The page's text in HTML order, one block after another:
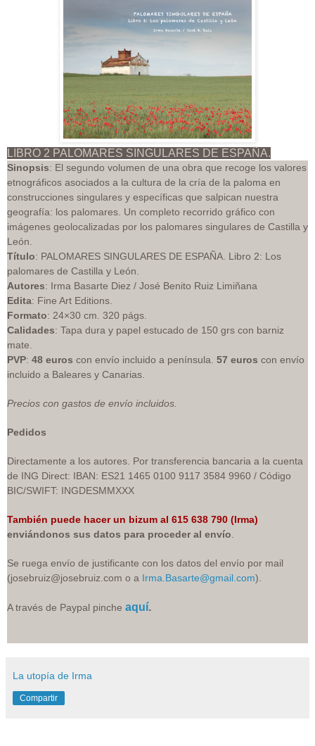
LIBRO 2 PALOMARES SINGULARES DE ESPAÑA.
Sinopsis: El segundo volumen de una obra que recoge los valores
etnográficos asociados a la cultura de la cría de la paloma en
construcciones singulares y específicas que salpican nuestra
geografía: los palomares. Un completo recorrido gráfico con
imágenes geolocalizadas por los palomares singulares de Castilla y
León.
Título: PALOMARES SINGULARES DE ESPAÑA. Libro 2: Los
palomares de Castilla y León.
Autores: Irma Basarte Diez / José Benito Ruiz Limiñana
Edita: Fine Art Editions.
Formato: 24×30 cm. 320 págs.
Calidades: Tapa dura y papel estucado de 150 grs con barniz
mate.
PVP: 48 euros con envío incluido a península. 57 euros con envío
incluido a Baleares y Canarias.
Precios con gastos de envío incluidos.
Pedidos
Directamente a los autores. Por transferencia bancaria a la cuenta
de ING Direct: IBAN: ES21 1465 0100 9117 3584 9960 / Código
BIC/SWIFT: INGDESMMXXX
También puede hacer un bizum al 615 638 790 (Irma)
enviándonos sus datos para proceder al envío
Se ruega envío de justificante con los datos del envío por mail
(josebruiz@josebruiz.com o a Irma.Basarte@gmail.com).
A través de Paypal pinche aquí.
La utopía de Irma
Compartir